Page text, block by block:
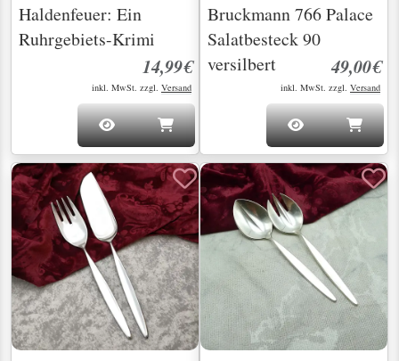
Haldenfeuer: Ein
Ruhrgebiets-Krimi
14,99€
inkl. MwSt. zzgl. Versand
Bruckmann 766 Palace
Salatbesteck 90
versilbert
49,00€
inkl. MwSt. zzgl. Versand